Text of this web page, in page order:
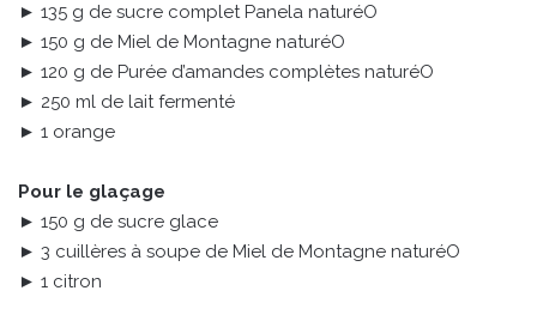
► 135 g de sucre complet Panela naturéO
► 150 g de Miel de Montagne naturéO
► 120 g de Purée d’amandes complètes naturéO
► 250 ml de lait fermenté
► 1 orange
Pour le glaçage
► 150 g de sucre glace
► 3 cuillères à soupe de Miel de Montagne naturéO
► 1 citron